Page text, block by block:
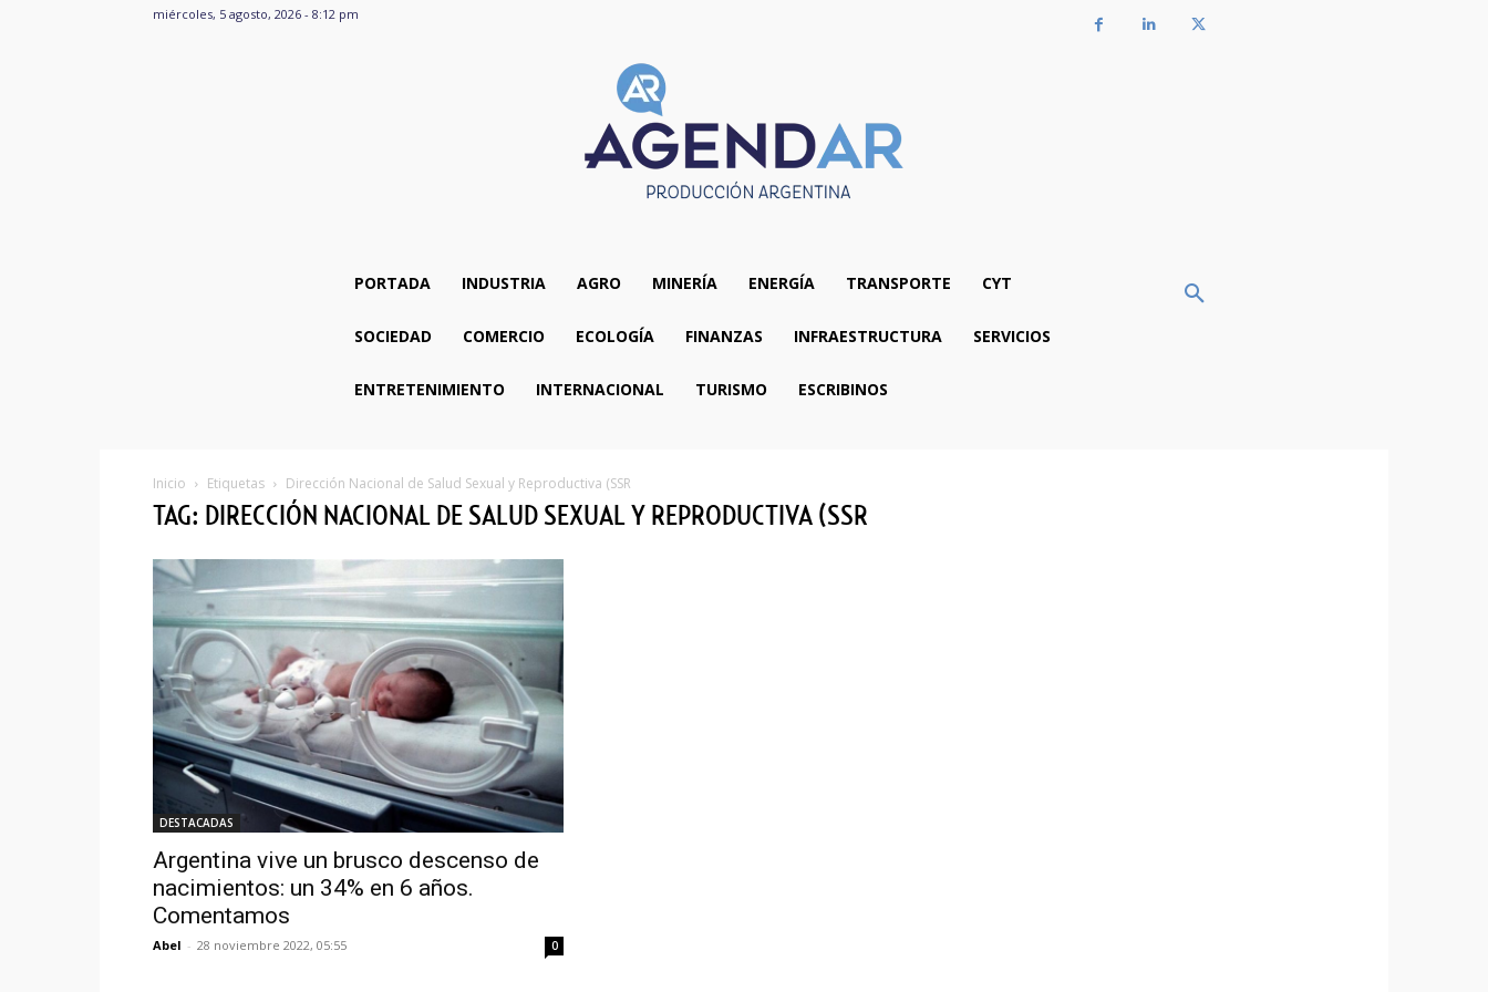
miércoles, 5 agosto, 2026 - 8:12 pm
PORTADA INDUSTRIA AGRO MINERÍA ENERGÍA TRANSPORTE CYT
SOCIEDAD COMERCIO ECOLOGÍA FINANZAS INFRAESTRUCTURA SERVICIOS
ENTRETENIMIENTO INTERNACIONAL TURISMO ESCRIBINOS
Inicio Etiquetas Dirección Nacional de Salud Sexual y Reproductiva (SSR
TAG: DIRECCIÓN NACIONAL DE SALUD SEXUAL Y REPRODUCTIVA (SSR
DESTACADAS
Argentina vive un brusco descenso de
nacimientos: un 34% en 6 años.
Comentamos
Abel - 28 noviembre 2022, 05:55 0